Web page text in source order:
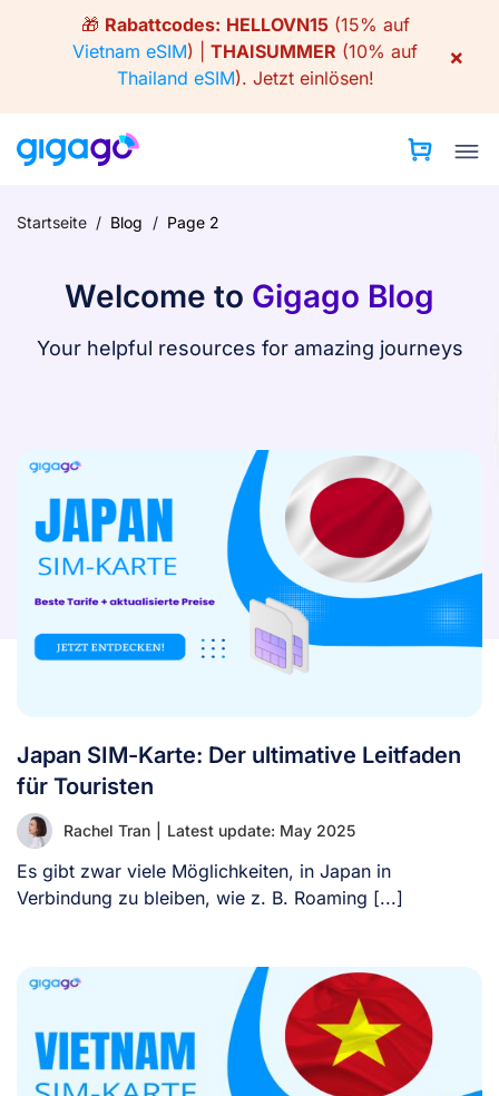
🎁 Rabattcodes: HELLOVN15(15% auf
Vietnam eSIM) | THAISUMMER (10% auf
Thailand eSIM). Jetzt einlösen!
×
Startseite / Blog / Page 2
Welcome to Gigago Blog
Your helpful resources for amazing journeys
Japan SIM-Karte: Der ultimative Leitfaden
für Touristen
Rachel Tran Latest update: May 2025
Es gibt zwar viele Möglichkeiten, in Japan in
Verbindung zu bleiben, wie z. B. Roaming [...]